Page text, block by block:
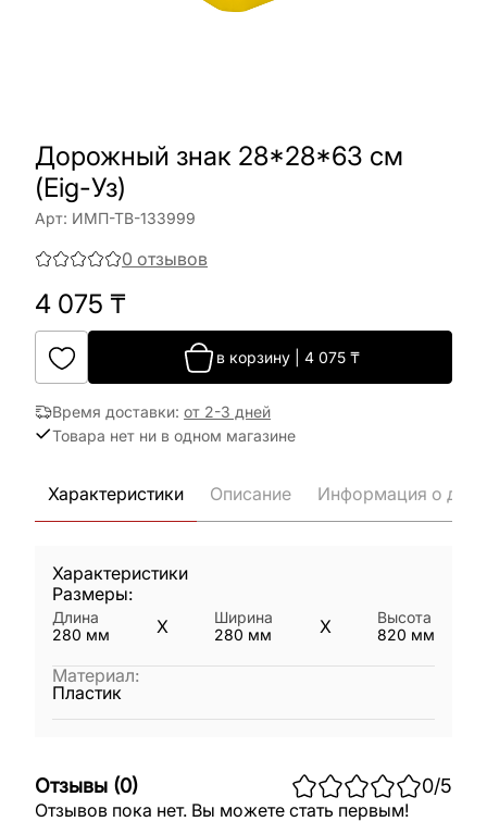
Дорожный знак 28*28*63 см
(Eig-Уз)
Арт: ИМП-ТВ-133999
0 отзывов
4 075 ₸
в корзину| 4 075₸
Время доставки: от 2-3 дней
Товара нет ни в одном магазине
Характеристики Описание Информация о
Характеристики
Размеры:
Длина
280 мм X
Ширина
280 мм X
Высота
820 мм
Материал:
Пластик
Отзывы (0) 0/5
Отзывов пока нет. Вы можете стать первым!